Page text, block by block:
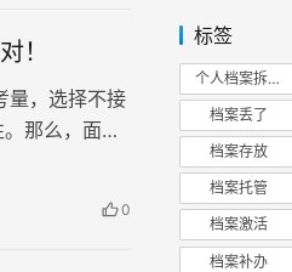
！
量，选择不接
那么，面对
0
标签
个人档案拆开
档案丢了
档案存放
档案托管
档案激活
档案补办